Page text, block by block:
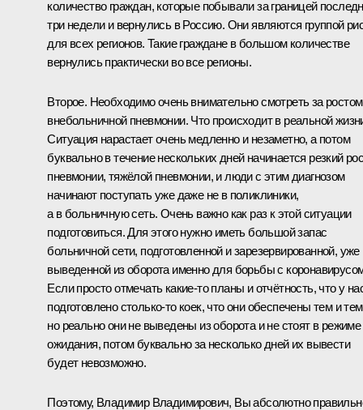
количество граждан, которые побывали за границей
три недели и вернулись в Россию. Они являются группой
для всех регионов. Такие граждане в большом количестве
вернулись практически во все регионы.
Второе. Необходимо очень внимательно смотреть за ростом
внебольничной пневмонии. Что происходит в реальной
Ситуация нарастает очень медленно и незаметно, а потом
буквально в течение нескольких дней начинается резкий
пневмонии, тяжёлой пневмонии, и люди с этим диагнозом
начинают поступать уже даже не в поликлиники,
а в больничную сеть. Очень важно как раз к этой ситуации
подготовиться. Для этого нужно иметь большой запас
больничной сети, подготовленной и зарезервированной, уже
выведенной из оборота именно для борьбы с
Если просто отмечать какие-то планы и отчётность, что у
подготовлено столько-то коек, что они обеспечены тем и
но реально они не выведены из оборота и не стоят в режиме
ожидания, потом буквально за несколько дней их вывести
будет невозможно.
Поэтому, Владимир Владимирович, Вы абсолютно